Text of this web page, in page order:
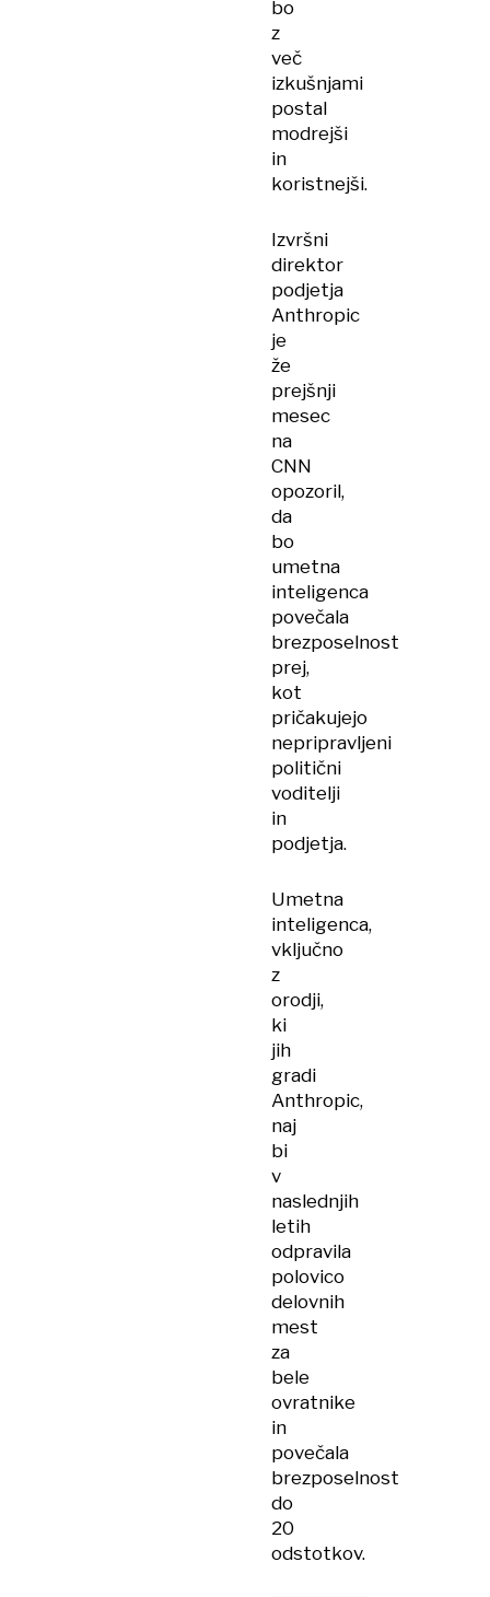
bo
z
več
izkušnjami
postal
modrejši
in
koristnejši.
Izvršni
direktor
podjetja
Anthropic
je
že
prejšnji
mesec
na
CNN
opozoril,
da
bo
umetna
inteligenca
povečala
brezposelnost
prej,
kot
pričakujejo
nepripravljeni
politični
voditelji
in
podjetja.
Umetna
inteligenca,
vključno
z
orodji,
ki
jih
gradi
Anthropic,
naj
bi
v
naslednjih
letih
odpravila
polovico
delovnih
mest
za
bele
ovratnike
in
povečala
brezposelnost
do
20
odstotkov.